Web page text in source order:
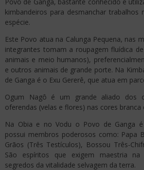
kimbandeiros para desmanchar trabalhos
espécie.
Este Povo atua na Calunga Pequena, nas
integrantes tomam a roupagem fluídica
animais e meio humanos),
e outros animais de grande porte. Na
de Ganga é o Exu Gererê, que atua em
Ogum Nagô é um grande aliado dos
oferendas (velas e flores) nas cores branca
Na Obia e no Vodu o Povo de Ganga
possui membros poderosos como: Papa
Grãos (Três Testículos), Bossou Três-
São espíritos que exigem maestria
segredos da vitalidade selvagem da terra.